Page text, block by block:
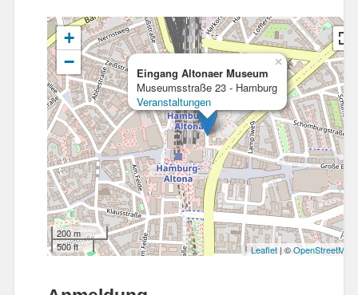
Eingang Altonaer Museum
Museumsstraße 23 - Hamburg
Veranstaltungen
×
+
−
200 m
500 ft
Leaflet | ©OpenStreetMap